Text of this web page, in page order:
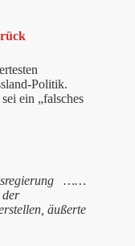
Politik.
ein „falsches
……
der
äußerte